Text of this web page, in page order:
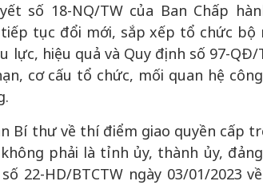
số 18-NQ/TW của Ban Chấp
tục đổi mới, sắp xếp tổ chức bộ
hiệu quả và Quy định số 97-QĐ/
cơ cấu tổ chức, mối quan hệ
Bí thư về thí điểm giao quyền cấp
phải là tỉnh ủy, thành ủy,
22-HD/BTCTW ngày 03/01/2023